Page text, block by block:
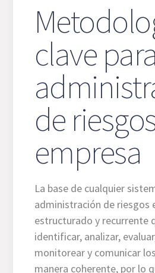
clave
de
empresa
La base de cualquier
administración de riesgos
estructurado y recurrente
identificar, analizar,
monitorear y comunicar
manera coherente, por lo